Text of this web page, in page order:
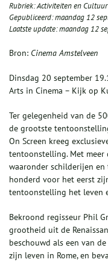
Rubriek:Activiteiten en Cultuur
Gepubliceerd:maandag 12
Laatste update:maandag 12
Bron: Cinema Amstelveen
Dinsdag 20 september
Arts in Cinema – Kijk op
Ter gelegenheid van de
de grootste
On Screen kreeg
tentoonstelling. Met meer
waaronder schilderijen en
honderd voor het eerst
tentoonstelling het leven
Bekroond regisseur Phil
grootheid uit de
beschouwd als een van
zijn leven in Rome, en